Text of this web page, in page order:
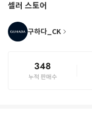
셀러 스토어
구하다_CK
348
누적 판매수